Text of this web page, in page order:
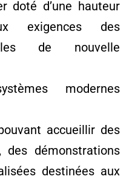
doté d’une hauteur
exigences des
de nouvelle
modernes
accueillir des
des démonstrations
destinées aux